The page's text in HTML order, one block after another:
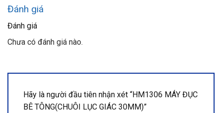
Đánh giá
Đánh giá
Chưa có đánh giá nào.
Hãy là người đầu tiên nhận xét “HM1306 MÁY ĐỤC
BÊ TÔNG(CHUÔI LỤC GIÁC 30MM)”